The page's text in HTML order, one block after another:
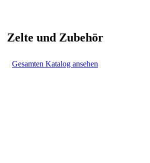
Zelte und Zubehör
Gesamten Katalog ansehen